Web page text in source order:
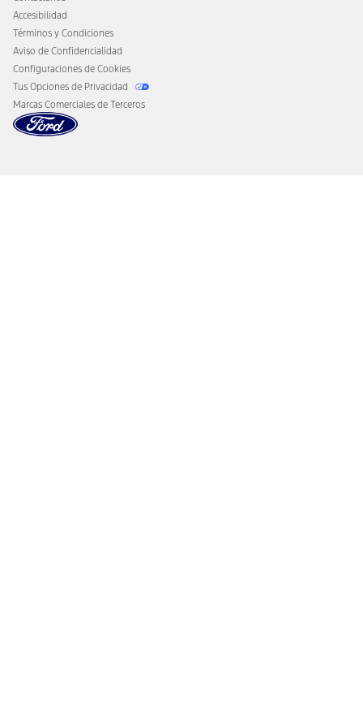
Accesibilidad
Términos y Condiciones
Aviso de Confidencialidad
Configuraciones de Cookies
Tus Opciones de Privacidad
Marcas Comerciales de Terceros